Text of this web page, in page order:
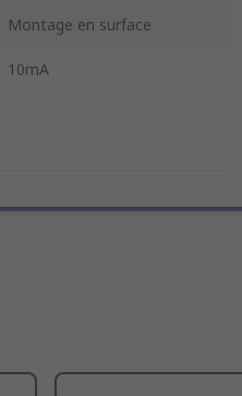
Montage en surface
10mA